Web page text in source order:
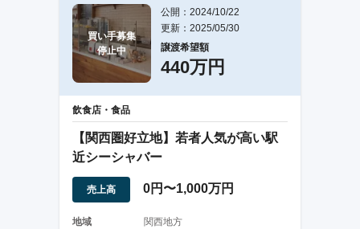
買い手募集
停止中
公開：2024/10/22
更新：2025/05/30
譲渡希望額
440万円
飲食店・食品
【関西圏好立地】若者人気が高い駅
近シーシャバー
売上高 0円〜1,000万円
地域
関西地方